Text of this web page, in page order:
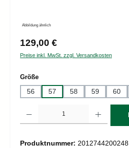
Abbildung ähnlich
Regulärer Preis:
129,00 €
Preise inkl. MwSt. zzgl. Versandkosten
Größeauswählen
56 57 58 59 60
Produktnummer: 2012744200248